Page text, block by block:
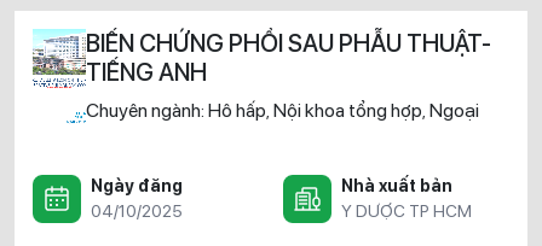
BIẾN CHỨNG PHỔI SAU PHẪU THUẬT-
TIẾNG ANH
Chuyên ngành: Hô hấp Nội khoa tổng hợp Ngoại
Ngày đăng
04/10/2025
Nhà xuất bản
Y DƯỢC TP HCM